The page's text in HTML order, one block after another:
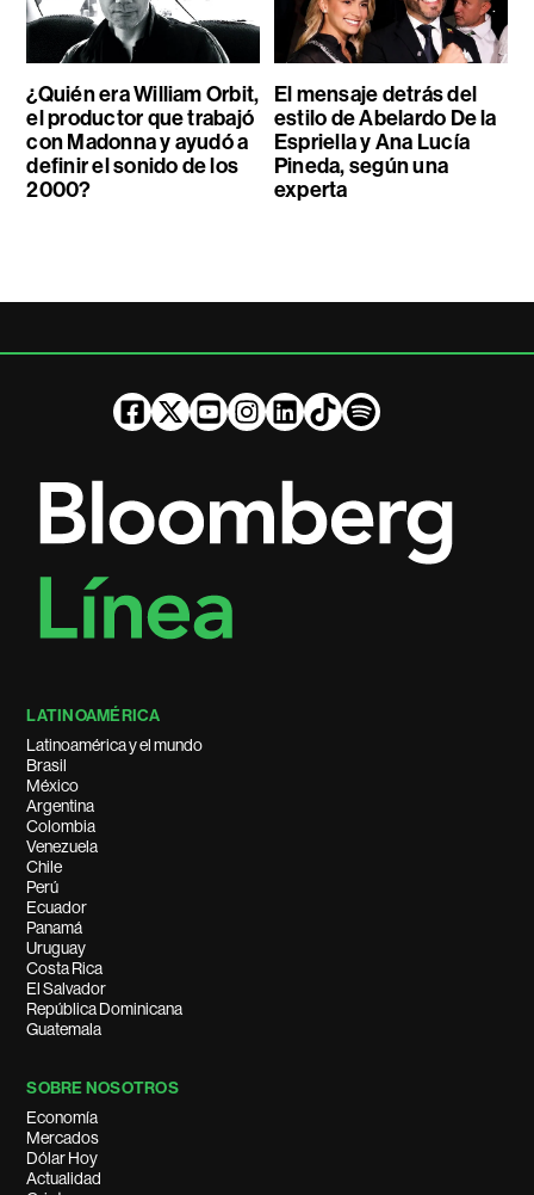
¿Quién era William Orbit,
el productor que trabajó
con Madonna y ayudó a
definir el sonido de los
2000?
El mensaje detrás del
estilo de Abelardo De la
Espriella y Ana Lucía
Pineda, según una
experta
LATINOAMÉRICA
Latinoamérica y el mundo
Brasil
México
Argentina
Colombia
Venezuela
Chile
Perú
Ecuador
Panamá
Uruguay
Costa Rica
El Salvador
República Dominicana
Guatemala
SOBRE NOSOTROS
Economía
Mercados
Dólar Hoy
Actualidad